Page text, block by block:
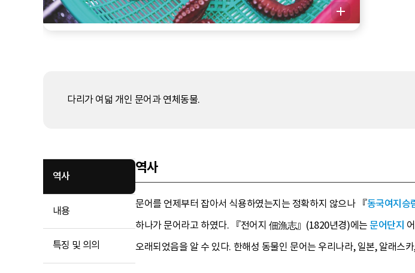
다리가 여덟 개인 문어과 연체동물.
역사
내용
특징 및 의의
역사
문어를 언제부터 잡아서 식용하였는지는 정확하지 않으나 『동국여지승
하나가 문어라고 하였다. 『전어지 佃漁志』(1820년경)에는문어단지
오래되었음을 알 수 있다. 한해성 동물인 문어는 우리나라, 일본, 알래스